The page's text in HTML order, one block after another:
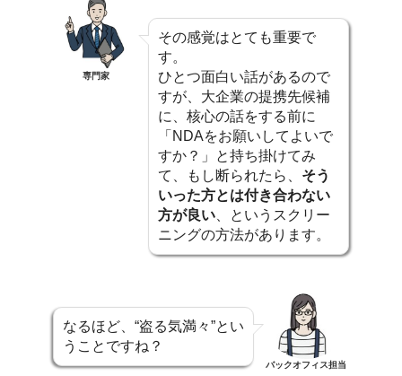
専門家
その感覚はとても重要で
す。
ひとつ面白い話があるので
すが、大企業の提携先候補
に、核心の話をする前に
「NDAをお願いしてよいで
すか？」と持ち掛けてみ
て、もし断られたら、 そう
いった方とは付き合わない
方が良い 、というスクリー
ニングの方法があります。
なるほど、“盗る気満々”とい
うことですね？
バックオフィス担当